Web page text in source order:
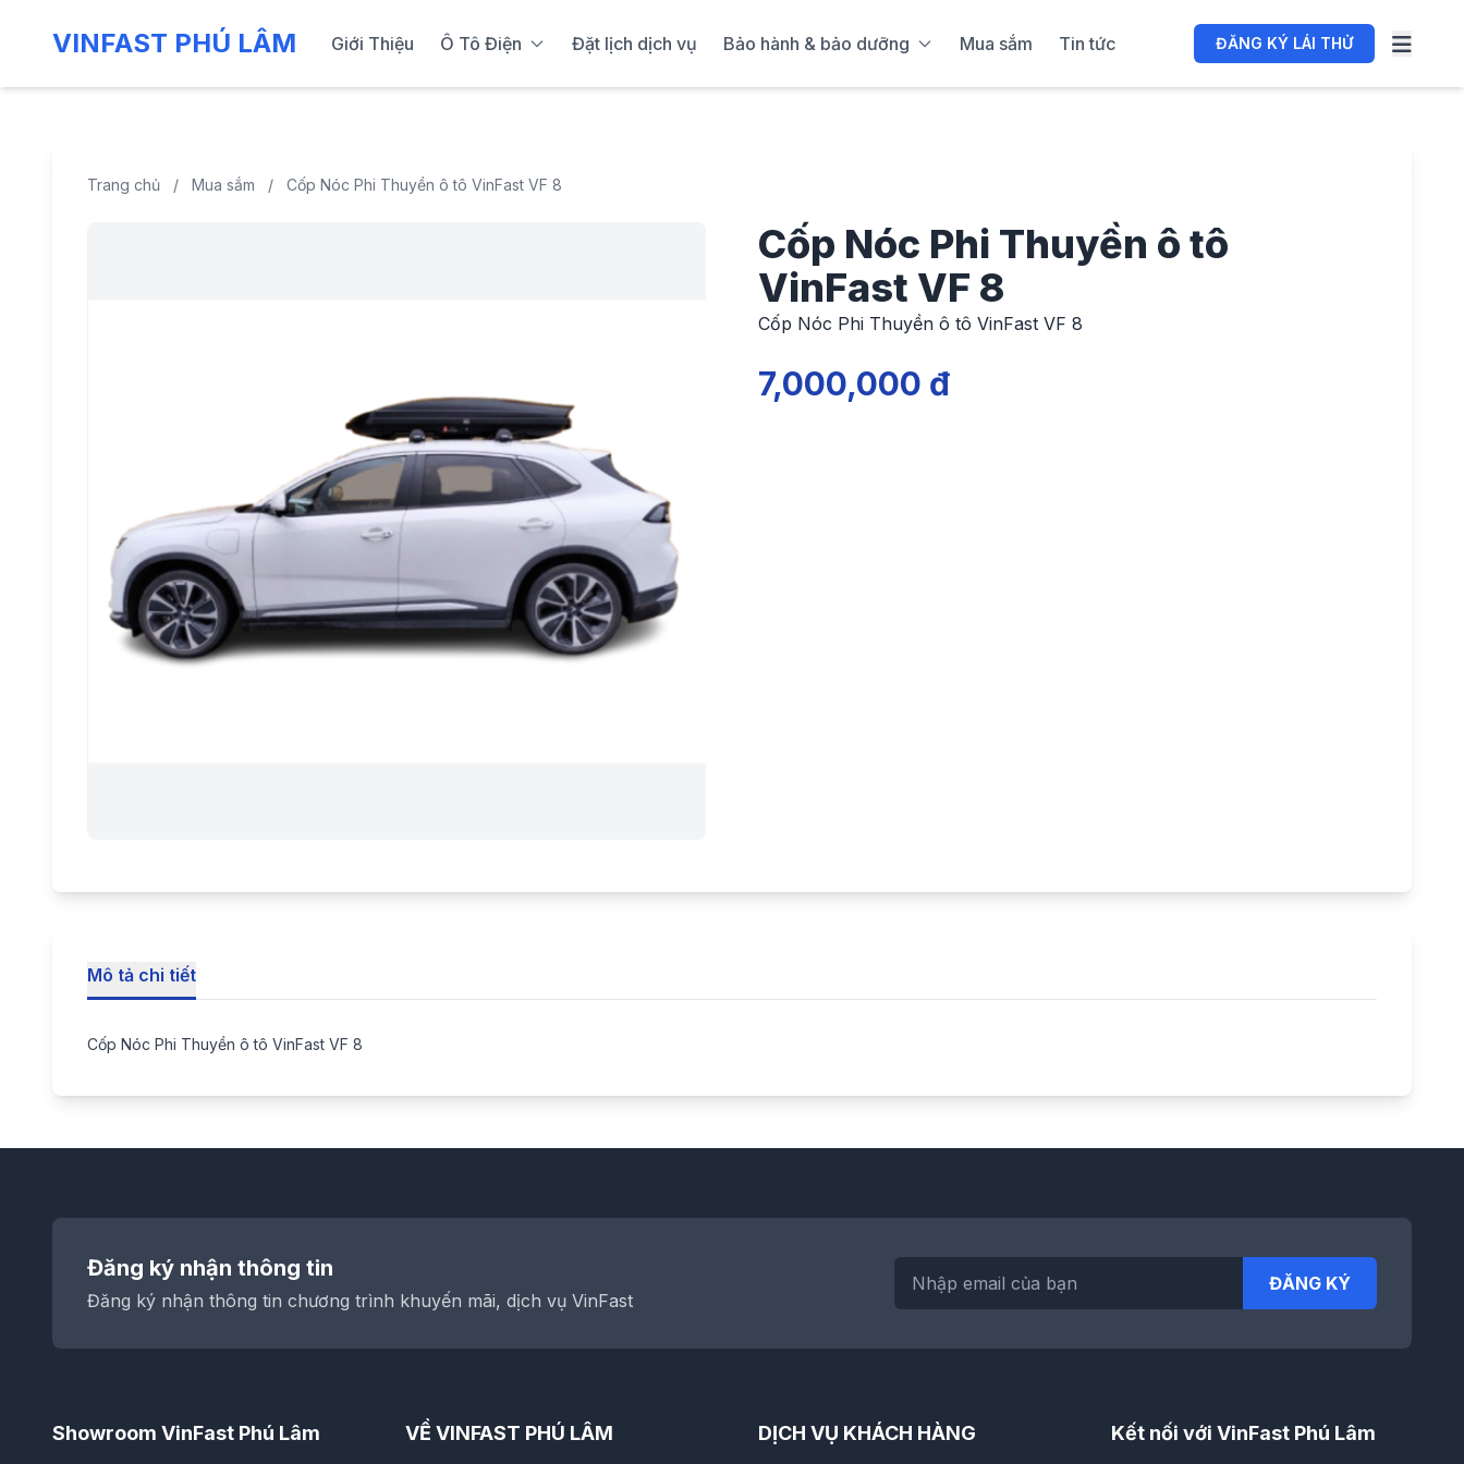
VINFAST PHÚ LÂM Giới Thiệu Ô Tô Điện Đặt lịch dịch vụ Bảo hành & bảo dưỡng Mua sắm Tin tức ĐĂNG KÝ LÁI THỬ
Trang chủ / Mua sắm / Cốp Nóc Phi Thuyền ô tô VinFast VF 8
Cốp Nóc Phi Thuyền ô tô
VinFast VF 8
Cốp Nóc Phi Thuyền ô tô VinFast VF 8
7,000,000 đ
Mô tả chi tiết
Cốp Nóc Phi Thuyền ô tô VinFast VF 8
Đăng ký nhận thông tin
Đăng ký nhận thông tin chương trình khuyến mãi, dịch vụ VinFast
ĐĂNG KÝ
Showroom VinFast Phú Lâm VỀ VINFAST PHÚ LÂM DỊCH VỤ KHÁCH HÀNG Kết nối với VinFast Phú Lâm